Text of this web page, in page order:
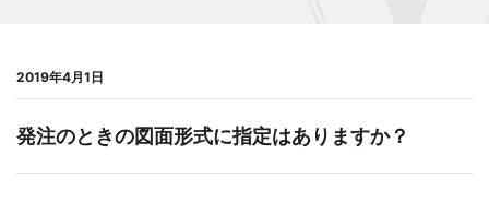
最新情報
環境への取り組み
2019年4月1日
発注のときの図面形式に指定はありますか？